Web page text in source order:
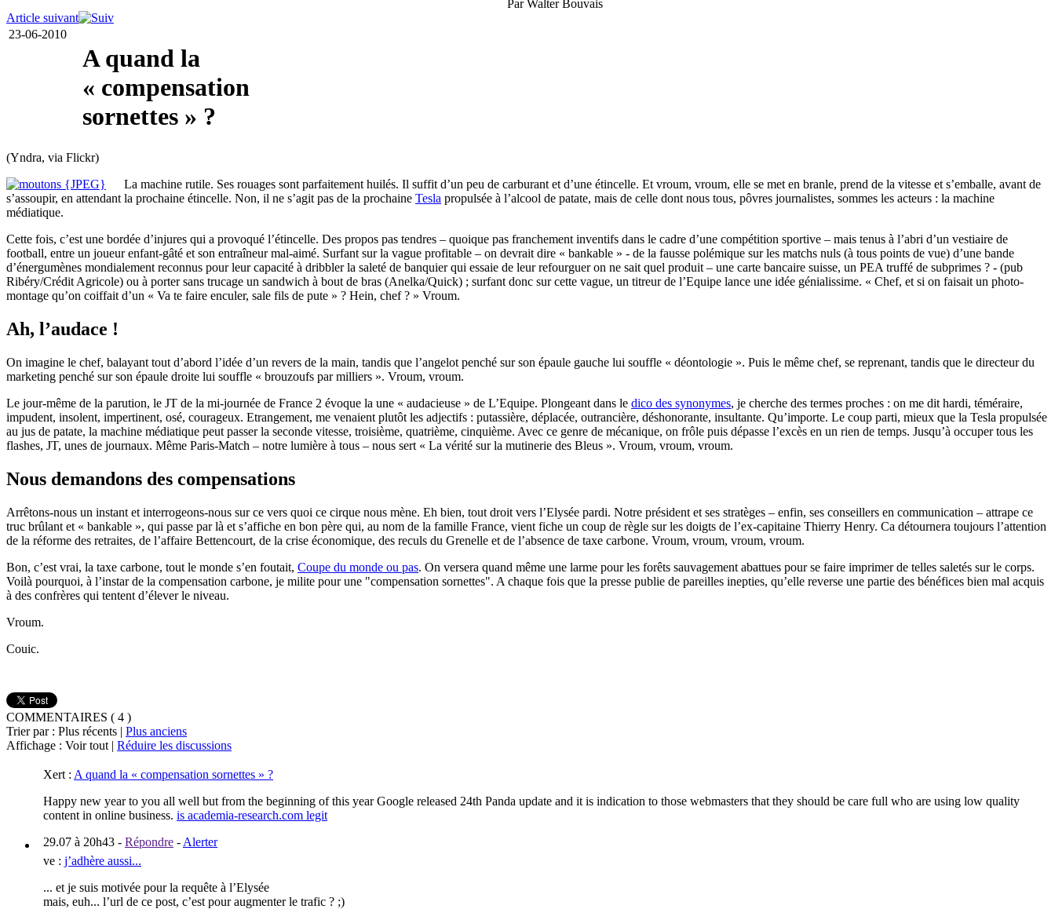
ParWalter Bouvais
Article suivant
23-06-2010
A quand la
« compensation
sornettes » ?
(Yndra, via Flickr)
La machine rutile. Ses rouages sont parfaitement huilés. Il suffit d’un peu de carburant et d’une étincelle. Et vroum, vroum, elle se met en branle, prend de la vitesse et s’emballe, avant de
s’assoupir, en attendant la prochaine étincelle. Non, il ne s’agit pas de la prochaine Tesla propulsée à l’alcool de patate, mais de celle dont nous tous, pôvres journalistes, sommes les acteurs : la machine
médiatique.
Cette fois, c’est une bordée d’injures qui a provoqué l’étincelle. Des propos pas tendres – quoique pas franchement inventifs dans le cadre d’une compétition sportive – mais tenus à l’abri d’un vestiaire de
football, entre un joueur enfant-gâté et son entraîneur mal-aimé. Surfant sur la vague profitable – on devrait dire « bankable » - de la fausse polémique sur les matchs nuls (à tous points de vue) d’une bande
d’énergumènes mondialement reconnus pour leur capacité à dribbler la saleté de banquier qui essaie de leur refourguer on ne sait quel produit – une carte bancaire suisse, un PEA truffé de subprimes ? - (pub
Ribéry/Crédit Agricole) ou à porter sans trucage un sandwich à bout de bras (Anelka/Quick) ; surfant donc sur cette vague, un titreur de l’Equipe lance une idée génialissime. « Chef, et si on faisait un photo-
montage qu’on coiffait d’un « Va te faire enculer, sale fils de pute » ? Hein, chef ? » Vroum.
Ah, l’audace !
On imagine le chef, balayant tout d’abord l’idée d’un revers de la main, tandis que l’angelot penché sur son épaule gauche lui souffle « déontologie ». Puis le même chef, se reprenant, tandis que le directeur du
marketing penché sur son épaule droite lui souffle « brouzoufs par milliers ». Vroum, vroum.
Le jour-même de la parution, le JT de la mi-journée de France 2 évoque la une « audacieuse » de L’Equipe. Plongeant dans le dico des synonymes, je cherche des termes proches : on me dit hardi, téméraire,
impudent, insolent, impertinent, osé, courageux. Etrangement, me venaient plutôt les adjectifs : putassière, déplacée, outrancière, déshonorante, insultante. Qu’importe. Le coup parti, mieux que la Tesla propulsée
au jus de patate, la machine médiatique peut passer la seconde vitesse, troisième, quatrième, cinquième. Avec ce genre de mécanique, on frôle puis dépasse l’excès en un rien de temps. Jusqu’à occuper tous les
flashes, JT, unes de journaux. Même Paris-Match – notre lumière à tous – nous sert « La vérité sur la mutinerie des Bleus ». Vroum, vroum, vroum.
Nous demandons des compensations
Arrêtons-nous un instant et interrogeons-nous sur ce vers quoi ce cirque nous mène. Eh bien, tout droit vers l’Elysée pardi. Notre président et ses stratèges – enfin, ses conseillers en communication – attrape ce
truc brûlant et « bankable », qui passe par là et s’affiche en bon père qui, au nom de la famille France, vient fiche un coup de règle sur les doigts de l’ex-capitaine Thierry Henry. Ca détournera toujours l’attention
de la réforme des retraites, de l’affaire Bettencourt, de la crise économique, des reculs du Grenelle et de l’absence de taxe carbone. Vroum, vroum, vroum, vroum.
Bon, c’est vrai, la taxe carbone, tout le monde s’en foutait, Coupe du monde ou pas. On versera quand même une larme pour les forêts sauvagement abattues pour se faire imprimer de telles saletés sur le corps.
Voilà pourquoi, à l’instar de la compensation carbone, je milite pour une "compensation sornettes". A chaque fois que la presse publie de pareilles inepties, qu’elle reverse une partie des bénéfices bien mal acquis
à des confrères qui tentent d’élever le niveau.
Vroum.
Couic.
COMMENTAIRES ( 4 )
Trier par : Plus récents | Plus anciens
Affichage : Voir tout | Réduire les discussions
Xert : A quand la « compensation sornettes » ?
Happy new year to you all well but from the beginning of this year Google released 24th Panda update and it is indication to those webmasters that they should be care full who are using low quality
content in online business. is academia-research.com legit
29.07 à 20h43 - Répondre - Alerter
ve : j’adhère aussi...
... et je suis motivée pour la requête à l’Elysée
mais, euh... l’url de ce post, c’est pour augmenter le trafic ? ;)